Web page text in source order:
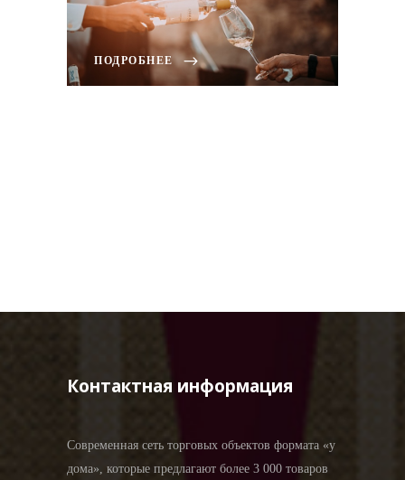
ПОДРОБНЕЕ
Контактная информация
Современная сеть торговых объектов формата «у
дома», которые предлагают более 3 000 товаров